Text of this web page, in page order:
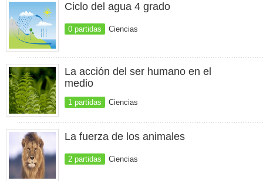
Ciclo del agua 4 grado
0 partidas Ciencias
La acción del ser humano en el
medio
1 partidas Ciencias
La fuerza de los animales
2 partidas Ciencias